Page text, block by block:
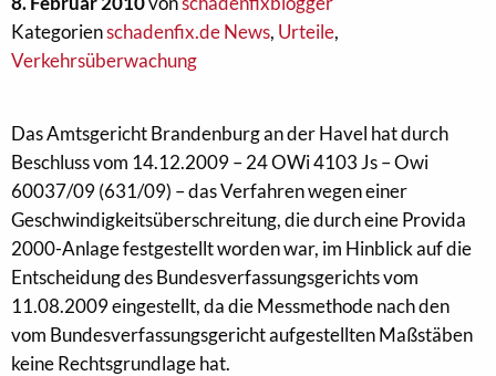
Kategorienschadenfix.de News, Urteile,
Verkehrsüberwachung
Das Amtsgericht Brandenburg an der Havel hat durch
Beschluss vom 14.12.2009 – 24 OWi 4103 Js – Owi
60037/09 (631/09) – das Verfahren wegen einer
Geschwindigkeitsüberschreitung, die durch eine Provida
2000-Anlage festgestellt worden war, im Hinblick auf die
Entscheidung des Bundesverfassungsgerichts vom
11.08.2009 eingestellt, da die Messmethode nach den
vom Bundesverfassungsgericht aufgestellten Maßstäben
keine Rechtsgrundlage hat.